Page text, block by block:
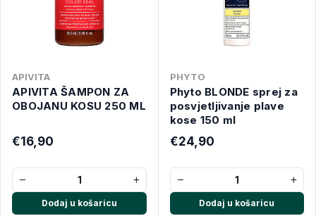
APIVITA
APIVITA ŠAMPON ZA
OBOJANU KOSU 250 ML
€16,90
− +
Dodaj u košaricu
PHYTO
Phyto BLONDE sprej za
posvjetljivanje plave
kose 150 ml
€24,90
− +
Dodaj u košaricu